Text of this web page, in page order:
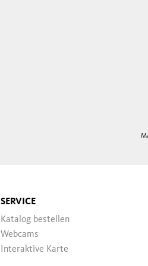
SERVICE
Katalog bestellen
Webcams
Interaktive Karte